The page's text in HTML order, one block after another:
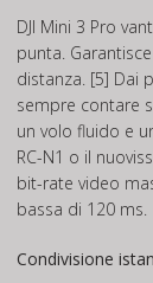
DJI Mini 3 Pro
punta.
distanza. [5] Dai
sempre contare
un volo fluido e
RC-N1 o il
bit-rate video
bassa di 120 ms.
Condivisione